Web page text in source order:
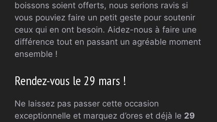
boissons soient offerts, nous serions ravis si
vous pouviez faire un petit geste pour soutenir
ceux qui en ont besoin. Aidez-nous à faire une
différence tout en passant un agréable moment
ensemble !
Rendez-vous le 29 mars !
Ne laissez pas passer cette occasion
exceptionnelle et marquez d’ores et déjà le 29